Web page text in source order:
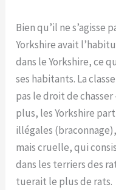
Bien qu’il ne s’agisse
Yorkshire avait
dans le Yorkshire, ce
ses habitants. La
pas le droit de
plus, les Yorkshire
illégales
mais cruelle, qui
dans les terriers des
tuerait le plus de rats.